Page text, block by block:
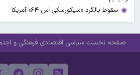
سقوط بالگرد «سیکورسکی اس-۶۴» آمریکا
صفحه نخست سیاسی اقتصادی فرهنگی و